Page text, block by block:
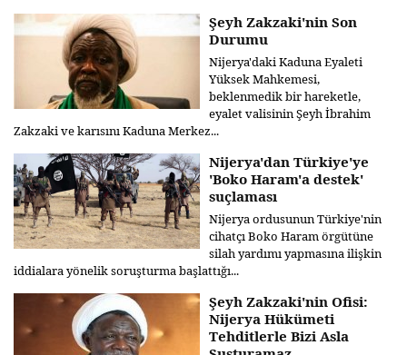
Şeyh Zakzaki'nin Son
Durumu
Nijerya'daki Kaduna Eyaleti
Yüksek Mahkemesi,
beklenmedik bir hareketle,
eyalet valisinin Şeyh İbrahim
Zakzaki ve karısını Kaduna Merkez...
Nijerya'dan Türkiye'ye
'Boko Haram'a destek'
suçlaması
Nijerya ordusunun Türkiye'nin
cihatçı Boko Haram örgütüne
silah yardımı yapmasına ilişkin
iddialara yönelik soruşturma başlattığı...
Şeyh Zakzaki'nin Ofisi:
Nijerya Hükümeti
Tehditlerle Bizi Asla